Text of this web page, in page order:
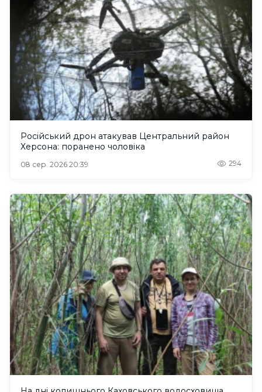
Російський дрон атакував Центральний район
Херсона: поранено чоловіка
08 сер. 2026 20:39 294